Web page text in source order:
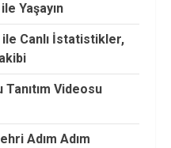
Yaşayın
ile Canlı İstatistikler,
Videosu
Adım Adım